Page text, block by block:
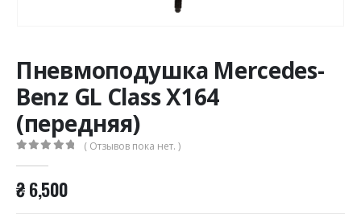
Пневмоподушка Mercedes-
Benz GL Class X164
(передняя)
( Отзывов пока нет. )
₴6,500